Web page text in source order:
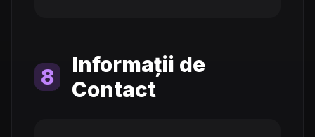
8
Informații de
Contact